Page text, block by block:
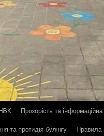
Прозорість та інформаційна
та протидія булінгу Правила